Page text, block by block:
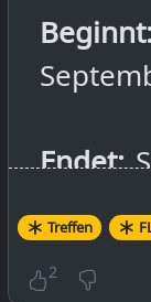
Beginnt:
Endet:
Treffen
2